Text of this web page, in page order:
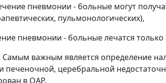
пневмонии - больные могут
пульмонологических),
пневмонии - больные лечатся
важным является определение
печеночной, церебральной
в ОАР.